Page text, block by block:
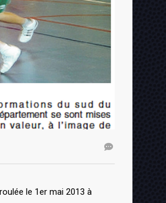
le 1er mai 2013 à